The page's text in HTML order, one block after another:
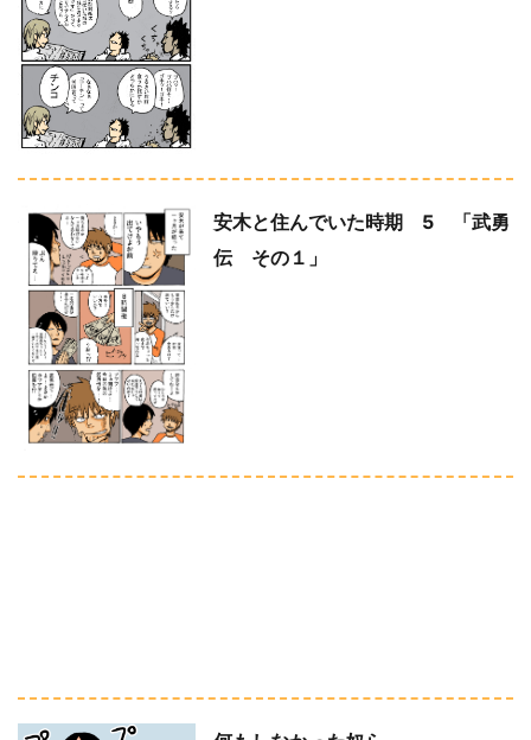
安木と住んでいた時期 5 「武勇
伝 その１」